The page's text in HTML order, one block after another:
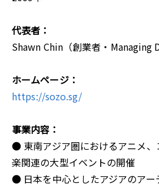
代表者：
Shawn Chin（創業者・Managing
ホームページ：
https://sozo.sg/
事業内容：
● 東南アジア圏におけるアニメ、
楽関連の大型イベントの開催
● 日本を中心としたアジアのアー